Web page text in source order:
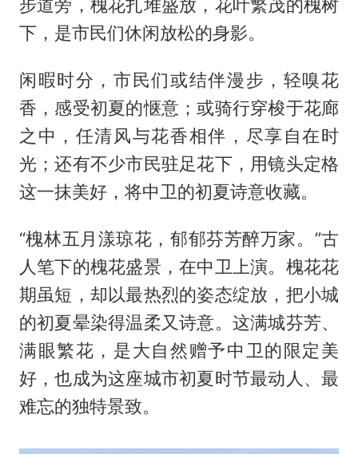
步道旁，槐花扎堆盛放，花叶繁茂的槐树
下，是市民们休闲放松的身影。
闲暇时分，市民们或结伴漫步，轻嗅花
香，感受初夏的惬意；或骑行穿梭于花廊
之中，任清风与花香相伴，尽享自在时
光；还有不少市民驻足花下，用镜头定格
这一抹美好，将中卫的初夏诗意收藏。
“槐林五月漾琼花，郁郁芬芳醉万家。”古
人笔下的槐花盛景，在中卫上演。槐花花
期虽短，却以最热烈的姿态绽放，把小城
的初夏晕染得温柔又诗意。这满城芬芳、
满眼繁花，是大自然赠予中卫的限定美
好，也成为这座城市初夏时节最动人、最
难忘的独特景致。